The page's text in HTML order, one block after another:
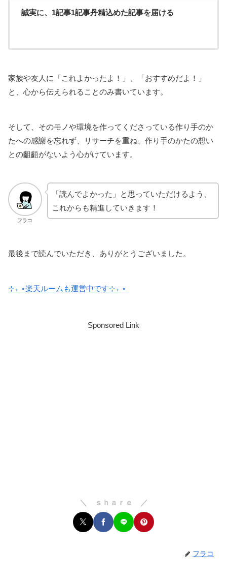
誠実に、1記事1記事丹精込めた記事を届ける
家族や友人に「これよかったよ！」、「おすすめだよ！」
と、心から伝えられることのみ書いています。
そして、そのモノや環境を作ってくださっている作り手のか
たへの感謝を忘れず、リサーチを重ね、作り手のかたの想い
との齟齬がないよう心がけています。
フラコ
「読んでよかった」と思っていただけるよう、
これからも精進していきます！
最後まで読んでいただき、ありがとうございました。
⊹₊ ⋆楽天ルームも運営中です⊹₊ ⋆
Sponsored Link
＼ ｓｈａｒｅ ／
フラコ